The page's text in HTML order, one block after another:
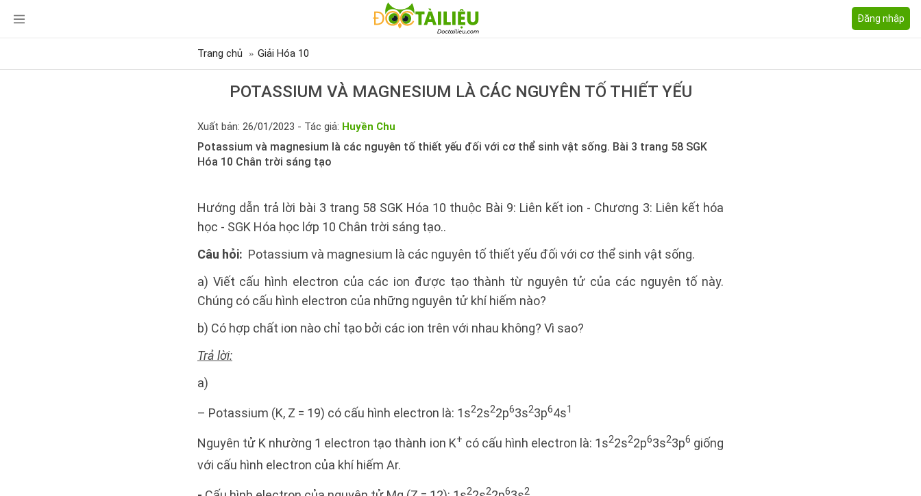
Đăng nhập
Trang chủ Giải Hóa 10
POTASSIUM VÀ MAGNESIUM LÀ CÁC NGUYÊN TỐ THIẾT YẾU
Xuất bản: 26/01/2023 - Tác giả: Huyền Chu
Potassium và magnesium là các nguyên tố thiết yếu đối với cơ thể sinh vật sống. Bài 3 trang 58 SGK
Hóa 10 Chân trời sáng tạo
Hướng dẫn trả lời bài 3 trang 58 SGK Hóa 10 thuộc Bài 9: Liên kết ion - Chương 3: Liên kết hóa
học - SGK Hóa học lớp 10 Chân trời sáng tạo..
Câu hỏi: Potassium và magnesium là các nguyên tố thiết yếu đối với cơ thể sinh vật sống.
a) Viết cấu hình electron của các ion được tạo thành từ nguyên tử của các nguyên tố này.
Chúng có cấu hình electron của những nguyên tử khí hiếm nào?
b) Có hợp chất ion nào chỉ tạo bởi các ion trên với nhau không? Vì sao?
Trả lời:
a)
– Potassium (K, Z = 19) có cấu hình electron là: 1s22s22p63s23p64s1
Nguyên tử K nhường 1 electron tạo thành ion K+ có cấu hình electron là: 1s22s22p63s23p6 giống
với cấu hình electron của khí hiếm Ar.
2 2 6 2